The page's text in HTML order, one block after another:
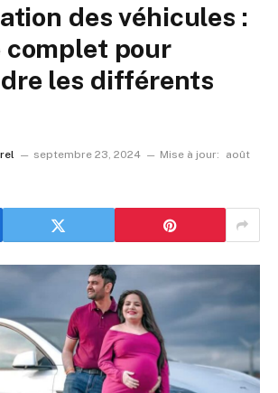
des véhicules :
complet pour
les différents
septembre 23, 2024 Mise à jour:
août